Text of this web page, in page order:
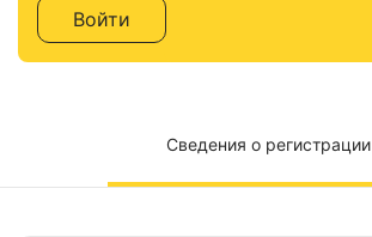
Войти
Сведения о регистрации